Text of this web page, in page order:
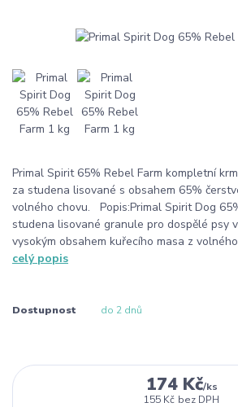
Primal Spirit 65% Rebel Farm kompletní
za studena lisované s obsahem 65%
volného chovu. Popis:Primal Spirit Dog
studena lisované granule pro dospělé psy
vysokým obsahem kuřecího masa z
celý popis
Dostupnost do 2 dnů
174 Kč/ks
155 Kč bez DPH